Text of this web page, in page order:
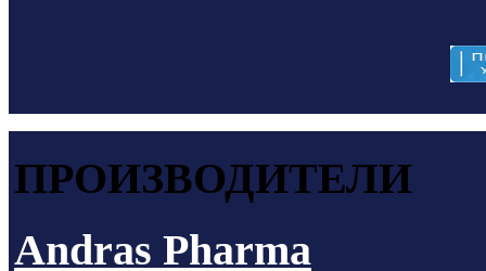
ПРОИЗВОДИТЕЛИ
Andras Pharma